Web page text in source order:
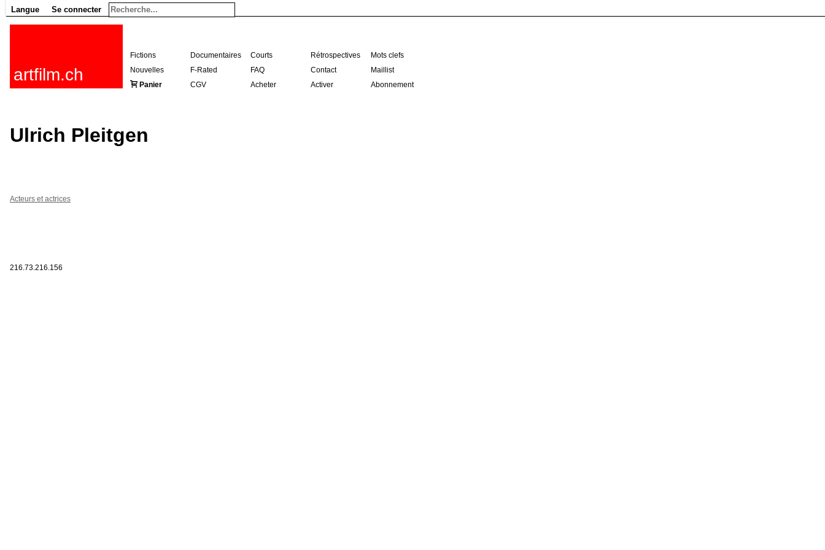
Langue Se connecter
artfilm.ch
Fictions Documentaires Courts Rétrospectives
Mots clefs
Nouvelles
F-Rated FAQ Contact
Maillist
Panier
CGV Acheter Activer Abonnement
Ulrich Pleitgen
Acteurs et actrices
216.73.216.156